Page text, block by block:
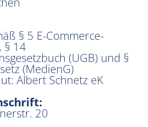
§ 5 E-Commerce-
§ 14
(UGB) und §
(MedienG)
Albert Schnetz eK
20